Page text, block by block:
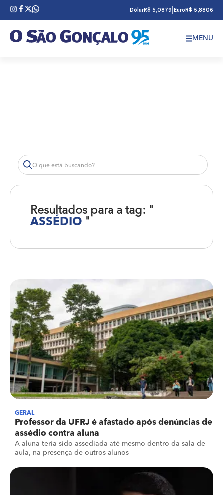
DólarR$ 5,0879 Euro R$ 5,8806
MENU
Resultados para a tag: "
ASSÉDIO "
GERAL
Professor da UFRJ é afastado após denúncias de
assédio contra aluna
A aluna teria sido assediada até mesmo dentro da sala de
aula, na presença de outros alunos